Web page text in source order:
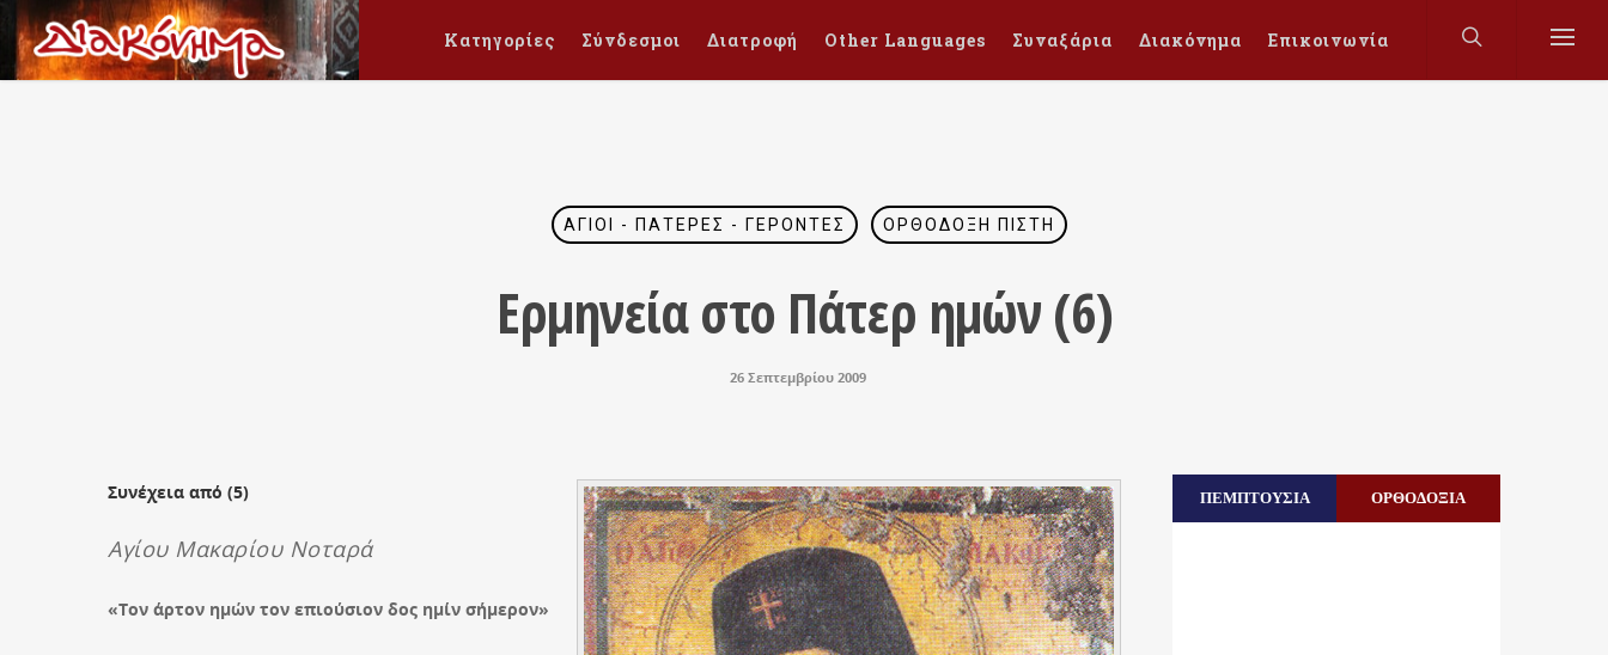
Κατηγορίες Σύνδεσμοι Διατροφή Other Languages Συναξάρια Διακόνημα Επικοινωνία
ΆΓΙΟΙ - ΠΑΤΈΡΕΣ - ΓΈΡΟΝΤΕΣ ΟΡΘΌΔΟΞΗ ΠΊΣΤΗ
Ερμηνεία στο Πάτερ ημών (6)
26 Σεπτεμβρίου 2009
Συνέχεια από (5)
Αγίου Μακαρίου Νοταρά
«Τον άρτον ημών τον επιούσιον δος ημίν σήμερον»
ΠΕΜΠΤΟΥΣΙΑ ΟΡΘΟΔΟΞΙΑ